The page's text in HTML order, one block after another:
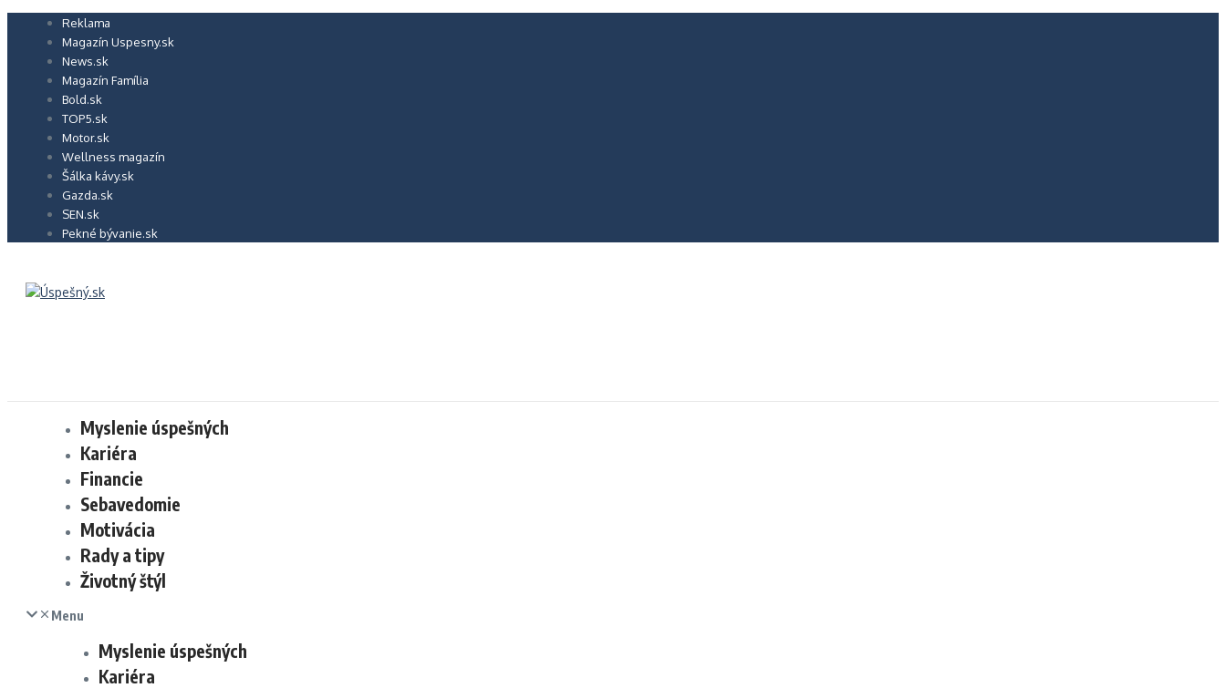
Preskočiť Reklama
Magazín Uspesny.sk
News.sk
Magazín Família
Bold.sk
TOP5.sk
Motor.sk
Wellness magazín
Šálka kávy.sk
Gazda.sk
SEN.sk
Pekné bývanie.sk
Myslenie úspešných
Kariéra
Financie
Sebavedomie
Motivácia
Rady a tipy
Životný štýl
Menu
Myslenie úspešných
Kariéra